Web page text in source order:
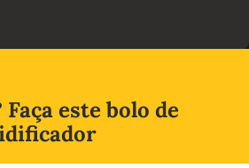
Faça este bolo de